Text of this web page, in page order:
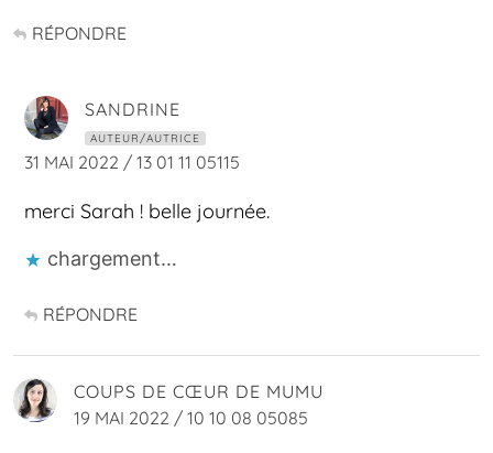
RÉPONDRE
SANDRINE
AUTEUR/AUTRICE
31 MAI 2022 / 13 01 11 05115
merci Sarah ! belle journée.
chargement…
RÉPONDRE
COUPS DE CŒUR DE MUMU
19 MAI 2022 / 10 10 08 05085